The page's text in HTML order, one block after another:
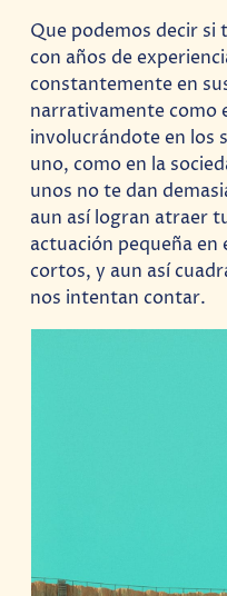
Que podemos decir
con años de
constantemente en
narrativamente como
involucrándote en los
uno, como en la
unos no te dan
aun así logran atraer
actuación pequeña en
cortos, y aun así
nos intentan contar.